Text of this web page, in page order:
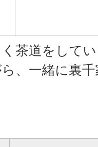
茶道をして
、一緒に裏